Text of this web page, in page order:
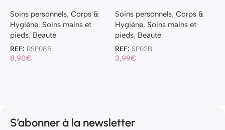
Soins personnels, Corps &
Hygiène, Soins mains et
pieds, Beauté
REF: RSP08B
8,90€
Soins personnels, Corps &
Hygiène, Soins mains et
pieds, Beauté
REF: SP02B
3,99€
S’abonner à la newsletter